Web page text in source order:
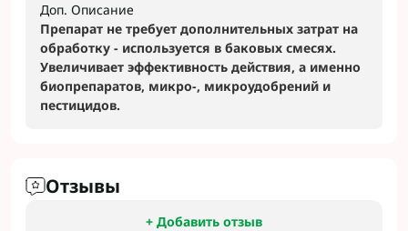
Доп. Описание
Препарат не требует дополнительных затрат на
обработку - используется в баковых смесях.
Увеличивает эффективность действия, а именно
биопрепаратов, микро-, микроудобрений и
пестицидов.
Отзывы
+ Добавить отзыв